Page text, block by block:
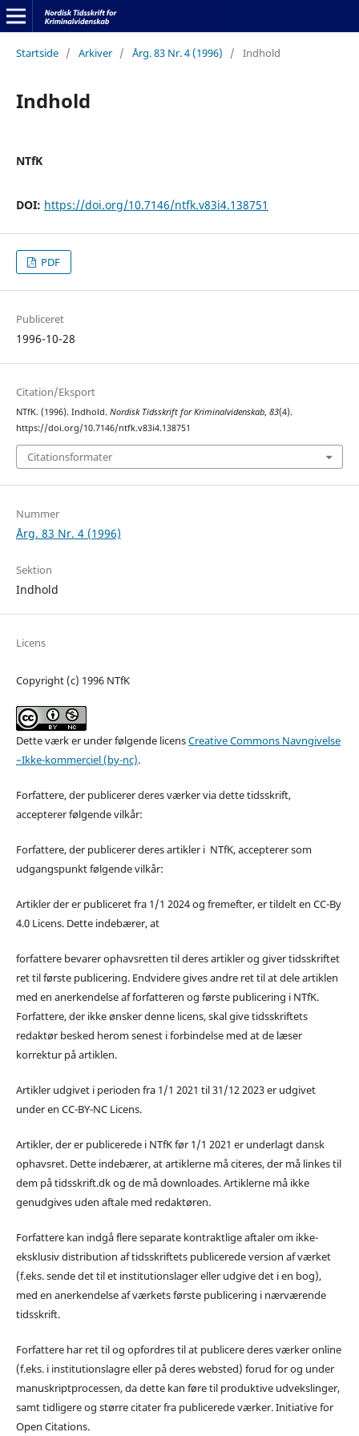
Startside / Arkiver / Årg. 83 Nr. 4 (1996) / Indhold
Indhold
NTfK
DOI: https://doi.org/10.7146/ntfk.v83i4.138751
PDF
Publiceret
1996-10-28
Citation/Eksport
NTfK. (1996). Indhold. Nordisk Tidsskrift for Kriminalvidenskab, 83(4).
https://doi.org/10.7146/ntfk.v83i4.138751
Citationsformater
Nummer
Årg. 83 Nr. 4 (1996)
Sektion
Indhold
Licens
Copyright (c) 1996 NTfK
Dette værk er under følgende licensCreative Commons Navngivelse
–Ikke-kommerciel (by-nc).
Forfattere, der publicerer deres værker via dette tidsskrift,
accepterer følgende vilkår:
Forfattere, der publicerer deres artikler i NTfK, accepterer som
udgangspunkt følgende vilkår:
Artikler der er publiceret fra 1/1 2024 og fremefter, er tildelt en CC-By
4.0 Licens. Dette indebærer, at
forfattere bevarer ophavsretten til deres artikler og giver tidsskriftet
ret til første publicering. Endvidere gives andre ret til at dele artiklen
med en anerkendelse af forfatteren og første publicering i NTfK.
Forfattere, der ikke ønsker denne licens, skal give tidsskriftets
redaktør besked herom senest i forbindelse med at de læser
korrektur på artiklen.
Artikler udgivet i perioden fra 1/1 2021 til 31/12 2023 er udgivet
under en CC-BY-NC Licens.
Artikler, der er publicerede i NTfK før 1/1 2021 er underlagt dansk
ophavsret. Dette indebærer, at artiklerne må citeres, der må linkes til
dem på tidsskrift.dk og de må downloades. Artiklerne må ikke
genudgives uden aftale med redaktøren.
Forfattere kan indgå flere separate kontraktlige aftaler om ikke-
eksklusiv distribution af tidsskriftets publicerede version af værket
(f.eks. sende det til et institutionslager eller udgive det i en bog),
med en anerkendelse af værkets første publicering i nærværende
tidsskrift.
Forfattere har ret til og opfordres til at publicere deres værker online
(f.eks. i institutionslagre eller på deres websted) forud for og under
manuskriptprocessen, da dette kan føre til produktive udvekslinger,
samt tidligere og større citater fra publicerede værker. Initiative for
Open Citations.